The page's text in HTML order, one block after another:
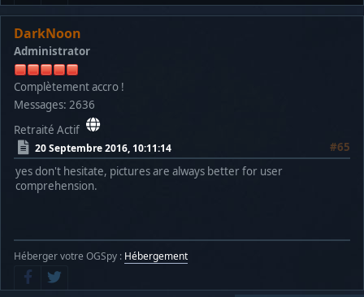
DarkNoon
Administrator
Complètement accro !
Messages: 2636
Retraité Actif
20 Septembre 2016, 10:11:14
#65
yes don't hesitate, pictures are always better for user
comprehension.
Héberger votre OGSpy : Hébergement